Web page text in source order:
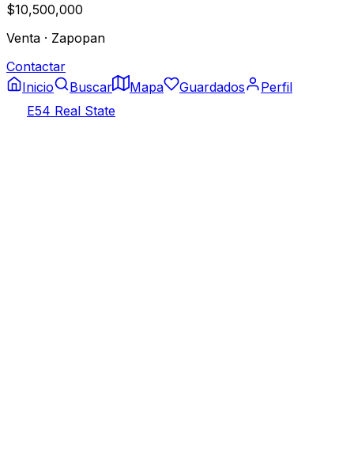
$10,500,000
Venta · Zapopan
Contactar
Inicio
Buscar Mapa Guardados
Perfil
E54 Real State